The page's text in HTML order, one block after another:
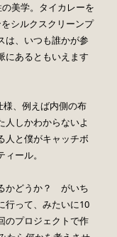
美学。タイカレーを
シルクスクリーンプ
は、いつも誰かが参
にあるともいえます
、例えば内側の布
人しかわからないよ
人と僕がキャッチボ
ール。
かどうか？ がいち
行って、みたいに10
のプロジェクトで作